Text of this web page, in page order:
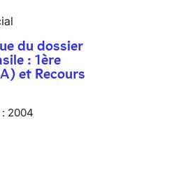
du dossier
: 1ère
et Recours
2004